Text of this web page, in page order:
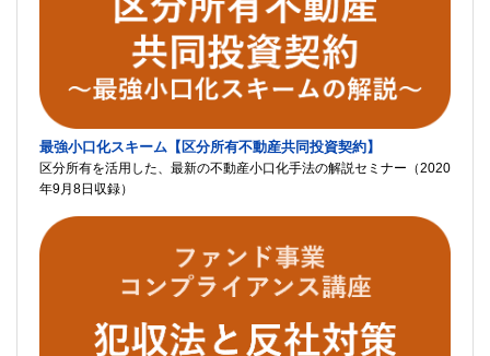
最強小口化スキーム【区分所有不動産共同投資契約】
区分所有を活用した、最新の不動産小口化手法の解説セミナー（2020
年9月8日収録）